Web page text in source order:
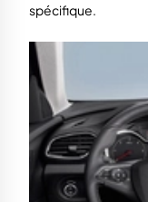
spécifique.